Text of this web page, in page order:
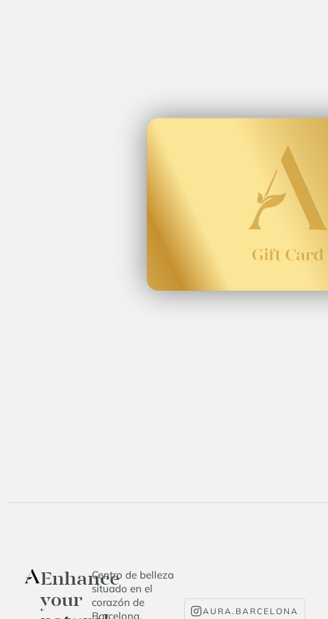
Enhance
your
Centro de belleza
situado en el
corazón de
Barcelona.
AURA.BARCELONA